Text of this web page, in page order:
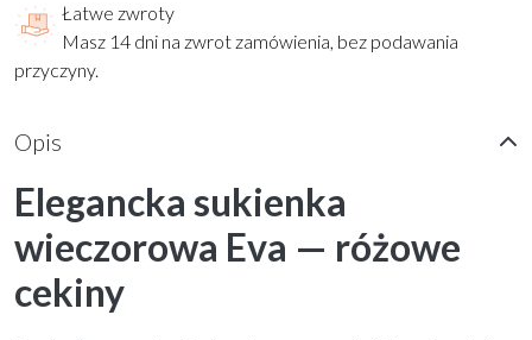
Łatwe zwroty
Masz 14 dni na zwrot zamówienia, bez podawania
przyczyny.
Opis
Elegancka sukienka
wieczorowa Eva — różowe
cekiny